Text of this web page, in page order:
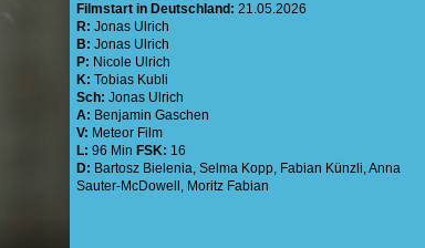
Filmstart in Deutschland: 21.05.2026
R: Jonas Ulrich
B: Jonas Ulrich
P: Nicole Ulrich
K: Tobias Kubli
Sch: Jonas Ulrich
A: Benjamin Gaschen
V: Meteor Film
L: 96 Min FSK: 16
D: Bartosz Bielenia, Selma Kopp, Fabian Künzli,Anna
Sauter-McDowell , Moritz Fabian